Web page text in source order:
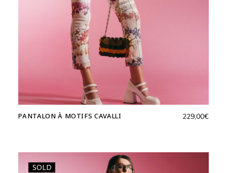
PANTALON À MOTIFS CAVALLI 229,00€
SOLD